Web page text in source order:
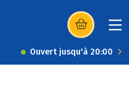
(s’ouvre dans
Ouvert jusqu'à 20:00